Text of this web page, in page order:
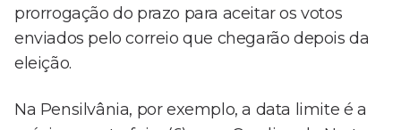
prorrogação do prazo para aceitar os votos
enviados pelo correio que chegarão depois da
eleição.
Na Pensilvânia, por exemplo, a data limite é a